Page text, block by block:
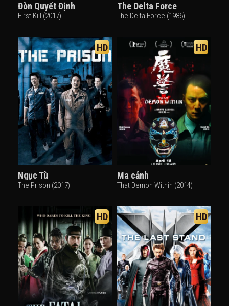
Đòn Quyết Định
First Kill (2017)
The Delta Force
The Delta Force (1986)
HD
Ngục Tù
The Prison (2017)
HD
Ma cảnh
That Demon Within (2014)
HD HD